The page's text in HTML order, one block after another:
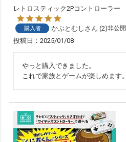
レトロスティック2Pコントローラー
購入者 かぶとむし 2 非公開
投稿日 2025/01/08
やっと購入できました。
これで家族とゲームが楽しめます。